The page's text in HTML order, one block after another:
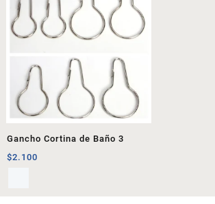
Gancho Cortina de Baño 3
$2.100